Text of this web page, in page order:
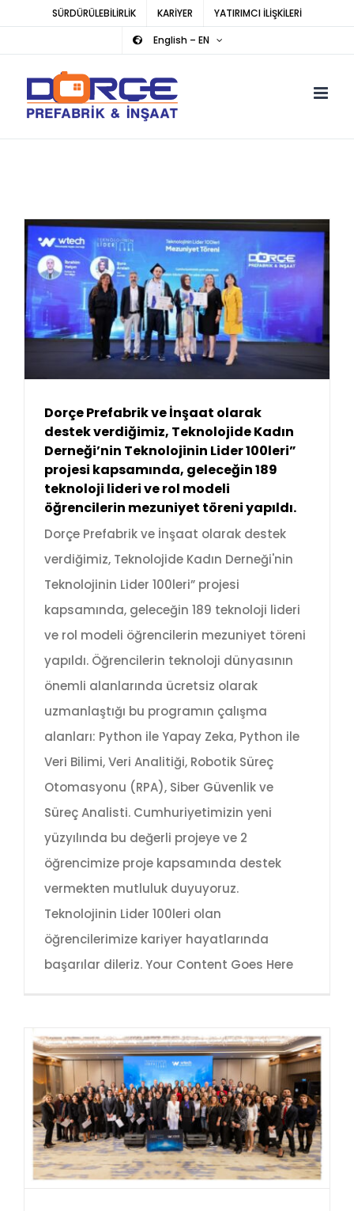
SÜRDÜRÜLEBİLİRLİK KARİYER
YATIRIMCI İLİŞKİLERİ
English – EN
Dorçe Prefabrik ve İnşaat olarak
destek verdiğimiz, Teknolojide Kadın
Derneği’nin Teknolojinin Lider 100leri”
projesi kapsamında, geleceğin 189
teknoloji lideri ve rol modeli
öğrencilerin mezuniyet töreni yapıldı.
Dorçe Prefabrik ve İnşaat olarak destek
verdiğimiz, Teknolojide Kadın Derneği'nin
Teknolojinin Lider 100leri” projesi
kapsamında, geleceğin 189 teknoloji lideri
ve rol modeli öğrencilerin mezuniyet töreni
yapıldı. Öğrencilerin teknoloji dünyasının
önemli alanlarında ücretsiz olarak
uzmanlaştığı bu programın çalışma
alanları: Python ile Yapay Zeka, Python ile
Veri Bilimi, Veri Analitiği, Robotik Süreç
Otomasyonu (RPA), Siber Güvenlik ve
Süreç Analisti. Cumhuriyetimizin yeni
yüzyılında bu değerli projeye ve 2
öğrencimize proje kapsamında destek
vermekten mutluluk duyuyoruz.
Teknolojinin Lider 100leri olan
öğrencilerimize kariyer hayatlarında
başarılar dileriz. Your Content Goes Here